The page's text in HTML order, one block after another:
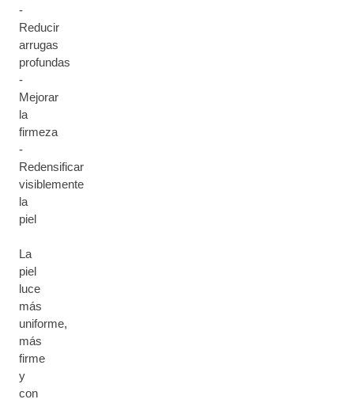
-
Reducir
arrugas
profundas
-
Mejorar
la
firmeza
-
Redensificar
visiblemente
la
piel
La
piel
luce
más
uniforme,
más
firme
y
con